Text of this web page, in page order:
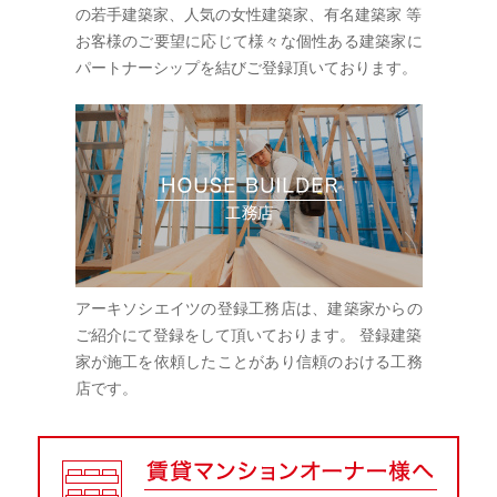
の若手建築家、人気の女性建築家、有名建築家 等
お客様のご要望に応じて様々な個性ある建築家に
パートナーシップを結びご登録頂いております。
アーキソシエイツの登録工務店は、建築家からの
ご紹介にて登録をして頂いております。 登録建築
家が施工を依頼したことがあり信頼のおける工務
店です。